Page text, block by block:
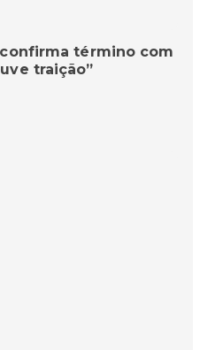
término com
traição”